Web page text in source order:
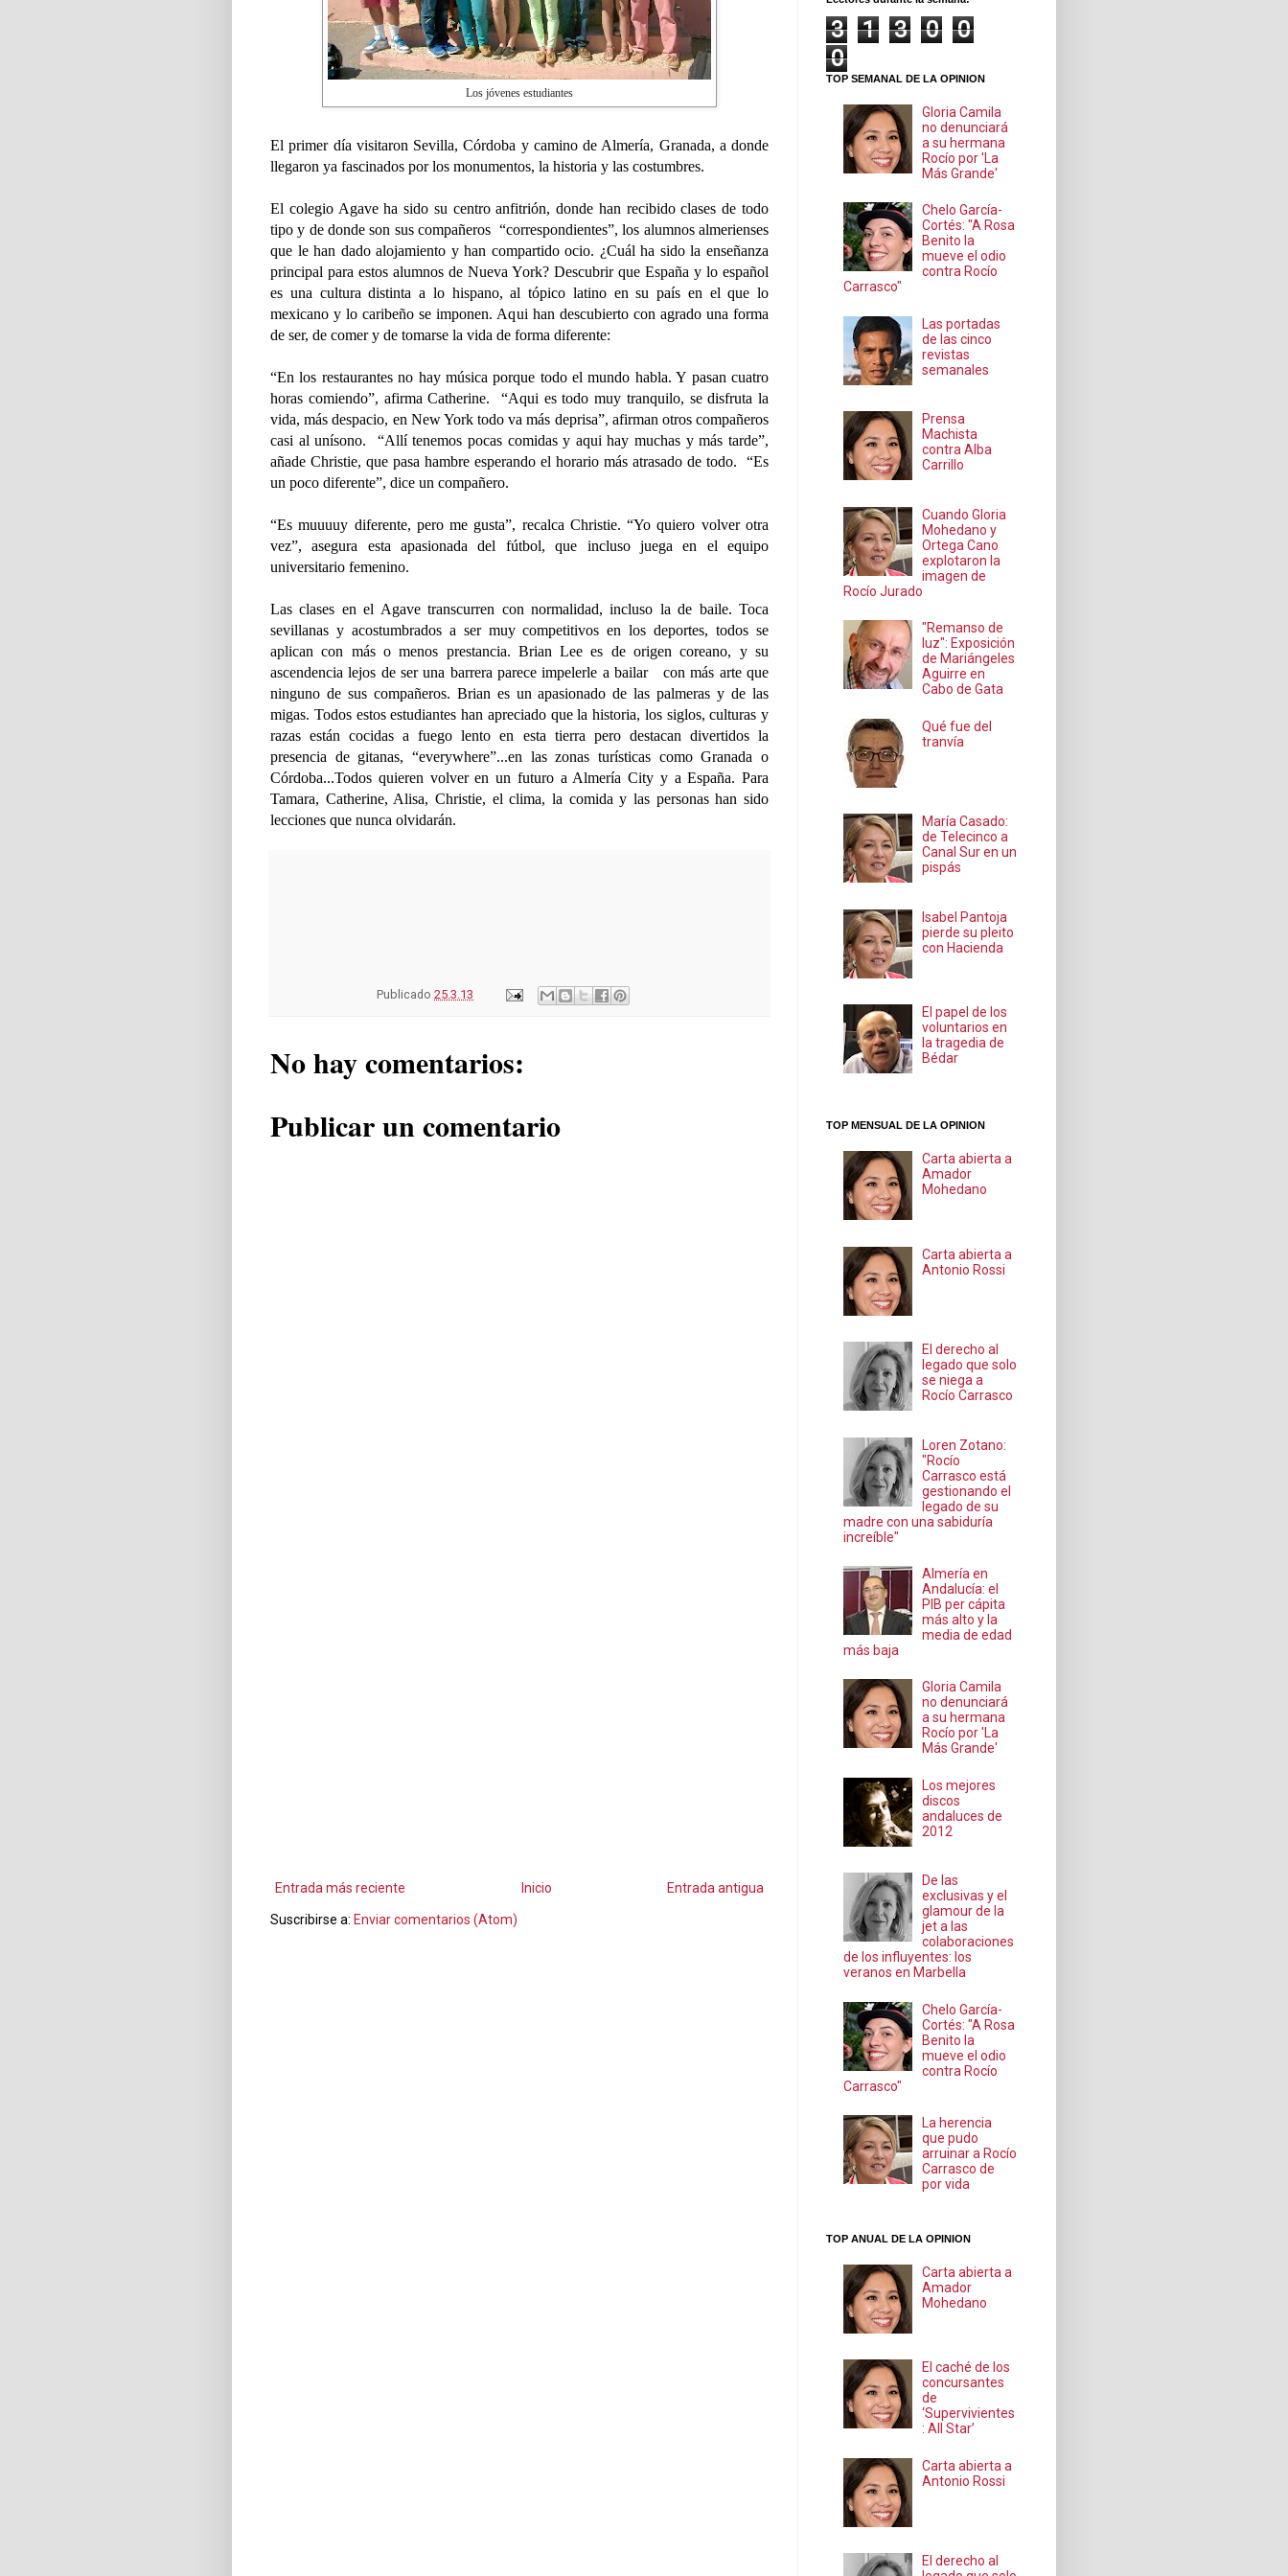
Los jóvenes estudiantes
El primer día visitaron Sevilla, Córdoba y camino de Almería, Granada, a donde
llegaron ya fascinados por los monumentos, la historia y las costumbres.
El colegio Agave ha sido su centro anfitrión, donde han recibido clases de todo
tipo y de donde son sus compañeros “correspondientes”, los alumnos almerienses
que le han dado alojamiento y han compartido ocio. ¿Cuál ha sido la enseñanza
principal para estos alumnos de Nueva York? Descubrir que España y lo español
es una cultura distinta a lo hispano, al tópico latino en su país en el que lo
mexicano y lo caribeño se imponen. Aqui han descubierto con agrado una forma
de ser, de comer y de tomarse la vida de forma diferente:
“En los restaurantes no hay música porque todo el mundo habla. Y pasan cuatro
horas comiendo”, afirma Catherine. “Aqui es todo muy tranquilo, se disfruta la
vida, más despacio, en New York todo va más deprisa”, afirman otros compañeros
casi al unísono. “Allí tenemos pocas comidas y aqui hay muchas y más tarde”,
añade Christie, que pasa hambre esperando el horario más atrasado de todo. “Es
un poco diferente”, dice un compañero.
“Es muuuuy diferente, pero me gusta”, recalca Christie. “Yo quiero volver otra
vez”, asegura esta apasionada del fútbol, que incluso juega en el equipo
universitario femenino.
Las clases en el Agave transcurren con normalidad, incluso la de baile. Toca
sevillanas y acostumbrados a ser muy competitivos en los deportes, todos se
aplican con más o menos prestancia. Brian Lee es de origen coreano, y su
ascendencia lejos de ser una barrera parece impelerle a bailar con más arte que
ninguno de sus compañeros. Brian es un apasionado de las palmeras y de las
migas. Todos estos estudiantes han apreciado que la historia, los siglos, culturas y
razas están cocidas a fuego lento en esta tierra pero destacan divertidos la
presencia de gitanas, “everywhere”...en las zonas turísticas como Granada o
Córdoba...Todos quieren volver en un futuro a Almería City y a España. Para
Tamara, Catherine, Alisa, Christie, el clima, la comida y las personas han sido
lecciones que nunca olvidarán.
Publicado 25.3.13
No hay comentarios:
Publicar un comentario
Entrada más reciente Entrada antigua
Inicio
Suscribirse a: Enviar comentarios (Atom)
3 1 3 0
0
0
TOP SEMANAL DE LA OPINION
Gloria Camila
no denunciará
a su hermana
Rocío por 'La
Más Grande'
Chelo García-
Cortés: "A Rosa
Benito la
mueve el odio
contra Rocío
Carrasco"
Las portadas
de las cinco
revistas
semanales
Prensa
Machista
contra Alba
Carrillo
Cuando Gloria
Mohedano y
Ortega Cano
explotaron la
imagen de
Rocío Jurado
"Remanso de
luz": Exposición
de Mariángeles
Aguirre en
Cabo de Gata
Qué fue del
tranvía
María Casado:
de Telecinco a
Canal Sur en un
pispás
Isabel Pantoja
pierde su pleito
con Hacienda
El papel de los
voluntarios en
la tragedia de
Bédar
TOP MENSUAL DE LA OPINION
Carta abierta a
Amador
Mohedano
Carta abierta a
Antonio Rossi
El derecho al
legado que solo
se niega a
Rocío Carrasco
Loren Zotano:
"Rocío
Carrasco está
gestionando el
legado de su
madre con una sabiduría
increíble"
Almería en
Andalucía: el
PIB per cápita
más alto y la
media de edad
más baja
Gloria Camila
no denunciará
a su hermana
Rocío por 'La
Más Grande'
Los mejores
discos
andaluces de
2012
De las
exclusivas y el
glamour de la
jet a las
colaboraciones
de los influyentes: los
veranos en Marbella
Chelo García-
Cortés: "A Rosa
Benito la
mueve el odio
contra Rocío
Carrasco"
La herencia
que pudo
arruinar a Rocío
Carrasco de
por vida
TOP ANUAL DE LA OPINION
Carta abierta a
Amador
Mohedano
El caché de los
concursantes
de
‘Supervivientes
: All Star’
Carta abierta a
Antonio Rossi
El derecho al